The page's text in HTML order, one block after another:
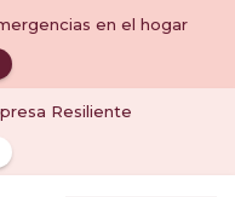
en el hogar
Resiliente